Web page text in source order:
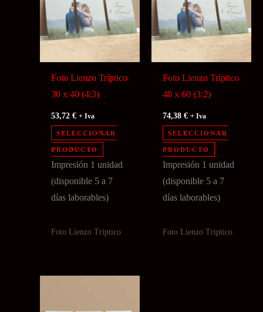
Foto Lienzo Tríptico
30 x 40 (4:3)
53,72€ + Iva
SELECCIONAR
PRODUCTO
Impresión 1 unidad
(disponible 5 a 7
días laborables)
Foto Lienzo Triptico
Foto Lienzo Tríptico
40 x 60 (3:2)
74,38€ + Iva
SELECCIONAR
PRODUCTO
Impresión 1 unidad
(disponible 5 a 7
días laborables)
Foto Lienzo Triptico